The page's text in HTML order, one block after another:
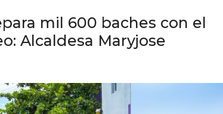
mil 600 baches con el
Alcaldesa Maryjose